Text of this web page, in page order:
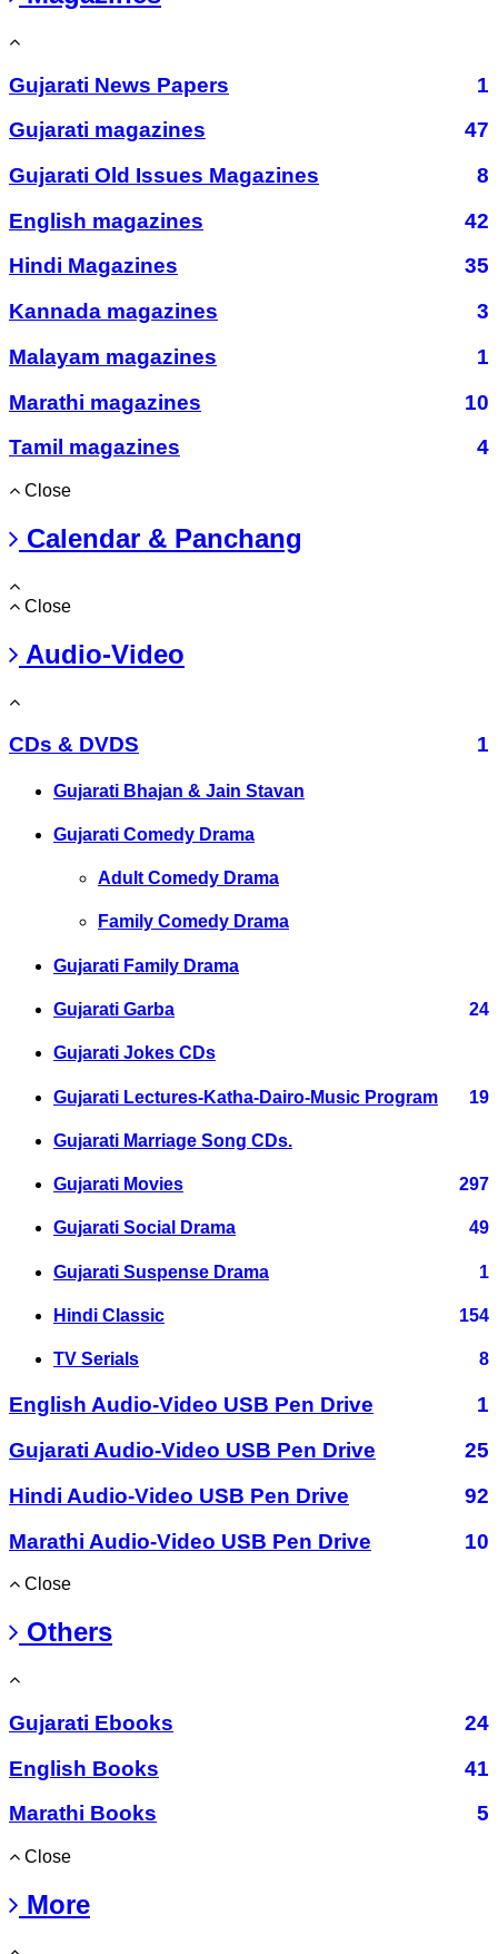
Gujarati News Papers
1
Gujarati magazines
47
Gujarati Old Issues Magazines
8
English magazines
42
Hindi Magazines
35
Kannada magazines
3
Malayam magazines
1
Marathi magazines
10
Tamil magazines
4
Close
Calendar & Panchang
Close
Audio-Video
CDs & DVDS 1
Gujarati Bhajan & Jain Stavan
Gujarati Comedy Drama
Adult Comedy Drama
Family Comedy Drama
Gujarati Family Drama
Gujarati Garba 24
Gujarati Jokes CDs
Gujarati Lectures-Katha-Dairo-Music Program 19
Gujarati Marriage Song CDs.
Gujarati Movies 297
Gujarati Social Drama 49
Gujarati Suspense Drama 1
Hindi Classic 154
TV Serials 8
English Audio-Video USB Pen Drive
1
Gujarati Audio-Video USB Pen Drive
25
Hindi Audio-Video USB Pen Drive
92
Marathi Audio-Video USB Pen Drive
10
Close
Others
Gujarati Ebooks
24
English Books
41
Marathi Books
5
Close
More